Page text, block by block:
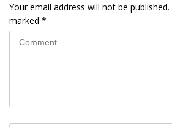
Your email address will not be published.
marked *